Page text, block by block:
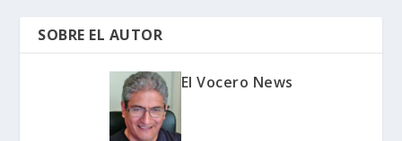
SOBRE EL AUTOR
El Vocero News